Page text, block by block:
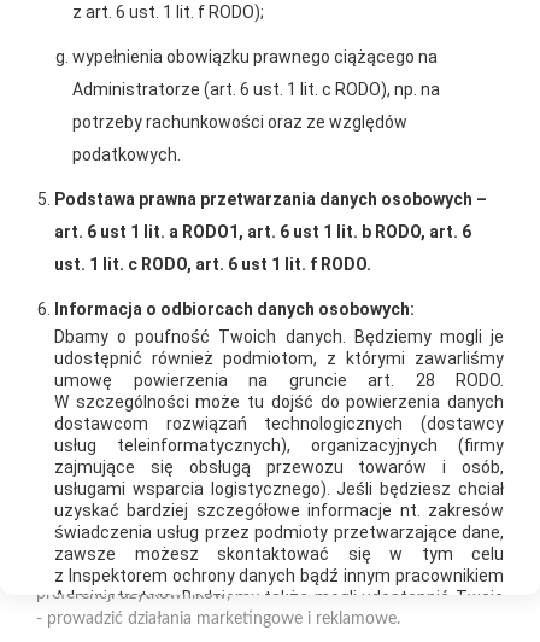
Gwarancja jakości
naszych produktów
Zakupy w systemie
ratalnym
telefoniczne
na terenie całej Polski
PSB Mrówka Busko Zdrój
ul. Bohaterów Warszawy 115, 28-100 Busko-Zdrój
Telefon:+48 41 370 89 40
E-mail:agnieszka.stepien@psbmrowka.com.pl
NIP:6551974439
REGON:
z art. 6 ust. 1 lit. f RODO);
wypełnienia obowiązku prawnego ciążącego na
Administratorze (art. 6 ust. 1 lit. c RODO), np. na
potrzeby rachunkowości oraz ze względów
podatkowych.
Podstawa prawna przetwarzania danych osobowych –
art. 6 ust 1 lit. a RODO1, art. 6 ust 1 lit. b RODO, art. 6
ust. 1 lit. c RODO, art. 6 ust 1 lit. f RODO.
Informacja o odbiorcach danych osobowych:
Dbamy o poufność Twoich danych. Będziemy mogli je
udostępnić również podmiotom, z którymi zawarliśmy
umowę powierzenia na gruncie art. 28 RODO.
W szczególności może tu dojść do powierzenia danych
dostawcom rozwiązań technologicznych (dostawcy
usług teleinformatycznych), organizacyjnych (firmy
zajmujące się obsługą przewozu towarów i osób,
usługami wsparcia logistycznego). Jeśli będziesz chciał
uzyskać bardziej szczegółowe informacje nt. zakresów
świadczenia usług przez podmioty przetwarzające dane,
zawsze możesz skontaktować się w tym celu
z Inspektorem ochrony danych bądź innym pracownikiem
Administratora. Będziemy także mogli udostępnić Twoje
dane osobowe innym podmiotom współpracującym
Polityka plików cookies
zapewnienia prawidłowego działania strony, poprawy komfortu
użytkowania oraz analizy ruchu na stronie.
Cookies to niewielkie pliki tekstowe zapisywane na urządzeniu
użytkownika (komputerze, tablecie, smartfonie) podczas
korzystania z naszej strony internetowej. Pliki te mogą być
odczytywane przez nasz system oraz systemy zaufanych
partnerów, np. dostawców narzędzi analitycznych.
Do czego wykorzystujemy pliki cookies?
Pliki cookies pomagają nam:
- zapewnić prawidłowe działanie strony i jej funkcjonalności,
- analizować ruch na stronie i dostosowywać treści do
preferencji użytkowników,
- prowadzić działania marketingowe i reklamowe.